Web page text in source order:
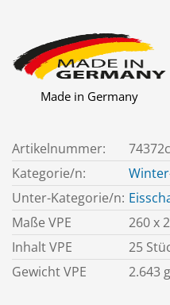
Made in Germany
Artikelnummer:
74372c
Kategorie/n:
Unter-Kategorie/n:
Maße VPE
260 x
Inhalt VPE
25
Gewicht VPE
2.643 g